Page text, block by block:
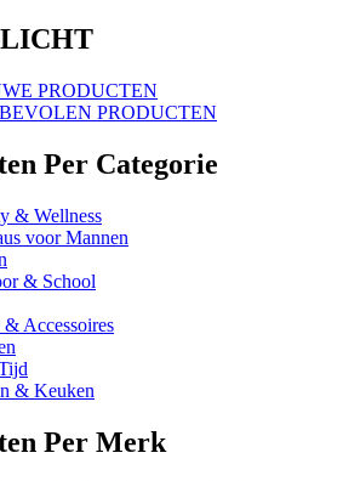
PRODUCTEN
PRODUCTEN
Per Categorie
& Wellness
voor Mannen
& School
Accessoires
& Keuken
Per Merk